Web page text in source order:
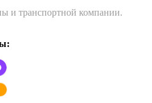
и транспортной компании.